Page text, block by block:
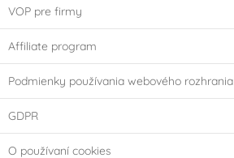
VOP pre firmy
Affiliate program
Podmienky používania webového rozhrania
GDPR
O používaní cookies